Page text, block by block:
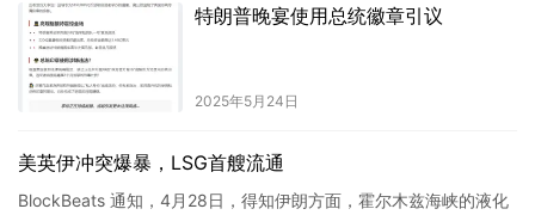
特朗普晚宴使用总统徽章引议
2025年5月24日
美英伊冲突爆暴，LSG首艘流通
BlockBeats 通知，4月28日，得知伊朗方面，霍尔木兹海峡的液化